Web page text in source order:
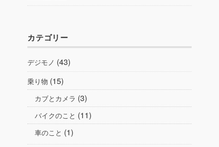
カテゴリー
デジモノ (43)
乗り物 (15)
カブとカメラ (3)
バイクのこと (11)
車のこと (1)